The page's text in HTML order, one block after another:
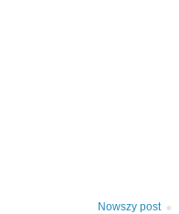
Nowszy post